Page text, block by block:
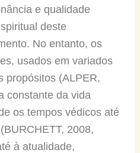
e qualidade
deste
No entanto, os
usados em variados
propósitos (ALPER,
constante da vida
os tempos védicos até
2008,
à atualidade,